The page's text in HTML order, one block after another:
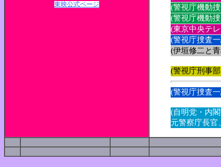
東映公式ページ
(警視庁機動
(警視庁機動
(東京中央テ
(警視庁捜査
(伊垣修二と
(警視庁刑事
(警視庁捜査
(自明党・内
元警察庁長官